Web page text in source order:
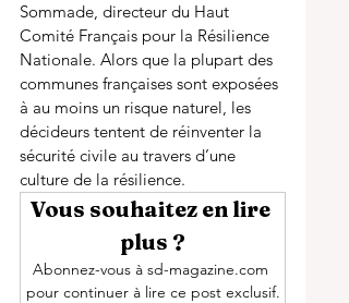
Sommade, directeur du Haut
Comité Français pour la Résilience
Nationale. Alors que la plupart des
communes françaises sont exposées
à au moins un risque naturel, les
décideurs tentent de réinventer la
sécurité civile au travers d’une
culture de la résilience.
Vous souhaitez en lire
plus ?
Abonnez-vous à sd-magazine.com
pour continuer à lire ce post exclusif.